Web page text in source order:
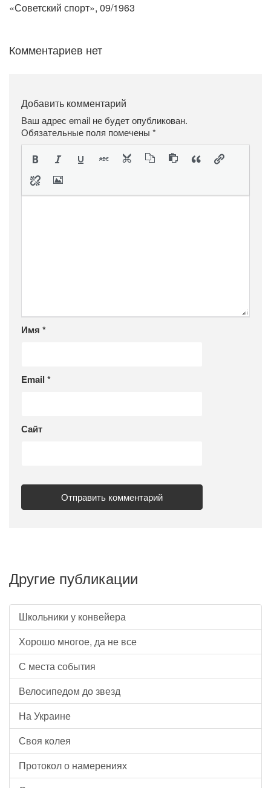
«Советский спорт», 09/1963
Комментариев нет
Добавить комментарий
Ваш адрес email не будет опубликован.
Обязательные поля помечены *
Имя *
Email *
Сайт
Другие публикации
Школьники у конвейера
Хорошо многое, да не все
С места события
Велосипедом до звезд
На Украине
Своя колея
Протокол о намерениях